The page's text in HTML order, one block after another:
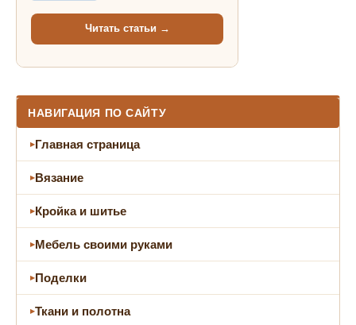
Читать статьи →
НАВИГАЦИЯ ПО САЙТУ
Главная страница
Вязание
Кройка и шитье
Мебель своими руками
Поделки
Ткани и полотна